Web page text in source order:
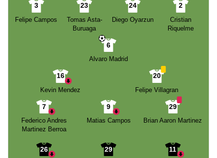
3
Felipe Campos
23
Tomas Asta-
Buruaga
24
Diego Oyarzun
2
Cristian
Riquelme
6
Alvaro Madrid
16
Kevin Mendez
20
Felipe Villagran
7
Federico Andres
Martinez Berroa
9
Matias Campos
29
Brian Aaron Martinez
26
29
11